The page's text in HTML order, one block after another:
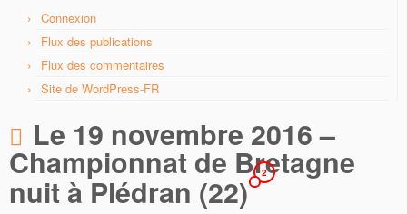
Connexion
Flux des publications
Flux des commentaires
Site de WordPress-FR
Le 19 novembre 2016 –
Championnat de Bretagne
nuit à Plédran (22) 2